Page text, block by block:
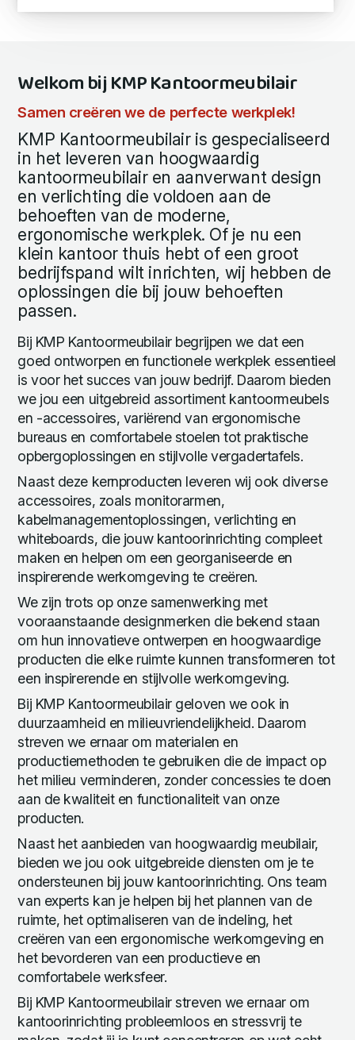
Welkom bij KMP Kantoormeubilair
Samen creëren we de perfecte werkplek!
KMP Kantoormeubilair is gespecialiseerd
in het leveren van hoogwaardig
kantoormeubilair en aanverwant design
en verlichting die voldoen aan de
behoeften van de moderne,
ergonomische werkplek. Of je nu een
klein kantoor thuis hebt of een groot
bedrijfspand wilt inrichten, wij hebben de
oplossingen die bij jouw behoeften
passen.
Bij KMP Kantoormeubilair begrijpen we dat een
goed ontworpen en functionele werkplek essentieel
is voor het succes van jouw bedrijf. Daarom bieden
we jou een uitgebreid assortiment kantoormeubels
en -accessoires, variërend van ergonomische
bureaus en comfortabele stoelen tot praktische
opbergoplossingen en stijlvolle vergadertafels.
Naast deze kernproducten leveren wij ook diverse
accessoires, zoals monitorarmen,
kabelmanagementoplossingen, verlichting en
whiteboards, die jouw kantoorinrichting compleet
maken en helpen om een georganiseerde en
inspirerende werkomgeving te creëren.
We zijn trots op onze samenwerking met
vooraanstaande designmerken die bekend staan
om hun innovatieve ontwerpen en hoogwaardige
producten die elke ruimte kunnen transformeren tot
een inspirerende en stijlvolle werkomgeving.
Bij KMP Kantoormeubilair geloven we ook in
duurzaamheid en milieuvriendelijkheid. Daarom
streven we ernaar om materialen en
productiemethoden te gebruiken die de impact op
het milieu verminderen, zonder concessies te doen
aan de kwaliteit en functionaliteit van onze
producten.
Naast het aanbieden van hoogwaardig meubilair,
bieden we jou ook uitgebreide diensten om je te
ondersteunen bij jouw kantoorinrichting. Ons team
van experts kan je helpen bij het plannen van de
ruimte, het optimaliseren van de indeling, het
creëren van een ergonomische werkomgeving en
het bevorderen van een productieve en
comfortabele werksfeer.
Bij KMP Kantoormeubilair streven we ernaar om
kantoorinrichting probleemloos en stressvrij te